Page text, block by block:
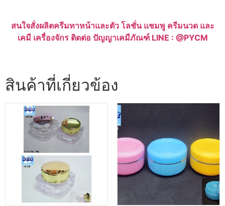
สนใจสั่งผลิตครีมทาหน้าและตัว โลชั่น แชมพู ครีมนวด และ
เคมี เครื่องจักร ติดต่อ ปัญญาเคมีภัณฑ์ LINE : @PYCM
สินค้าที่เกี่ยวข้อง